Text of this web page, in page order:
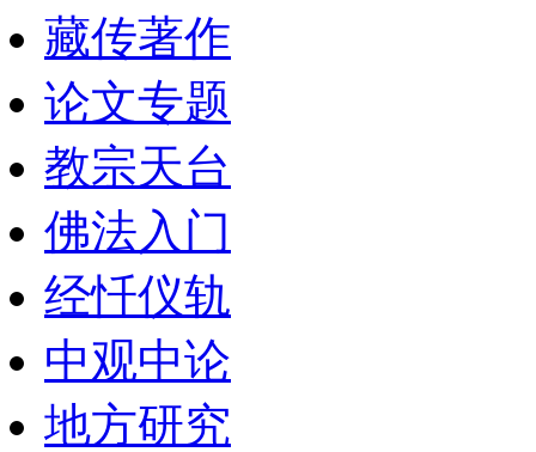
藏传著作
论文专题
教宗天台
佛法入门
经忏仪轨
中观中论
地方研究